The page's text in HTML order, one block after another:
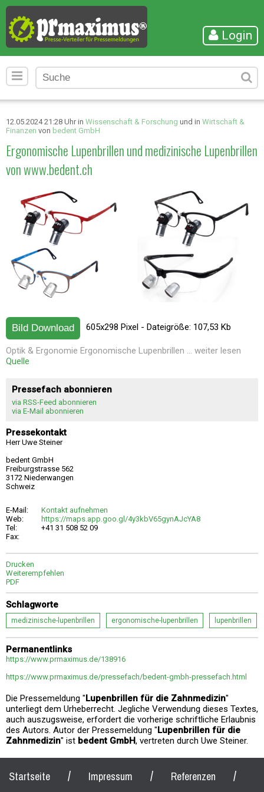
Login
12.05.2024 21:28 Uhr in Wissenschaft & Forschung und in Wirtschaft &
Finanzen von bedent GmbH
Ergonomische Lupenbrillen und medizinische Lupenbrillen
von www.bedent.ch
Bild Download 605x298 Pixel - Dateigröße: 107,53 Kb
Optik & Ergonomie Ergonomische Lupenbrillen ... weiter lesen
Quelle
Pressefach abonnieren
via RSS-Feed abonnieren
via E-Mail abonnieren
Pressekontakt
Herr Uwe Steiner
bedent GmbH
Freiburgstrasse 562
3172 Niederwangen
Schweiz
E-Mail:
Kontakt aufnehmen
Web:
https://maps.app.goo.gl/4y3kbV65gynAJcYA8
Tel:
+41 31 508 52 09
Fax:
Drucken
Weiterempfehlen
PDF
Schlagworte
medizinische-lupenbrillen ergonomische-lupenbrillen lupenbrillen
Permanentlinks
https://www.prmaximus.de/138916
https://www.prmaximus.de/pressefach/bedent-gmbh-pressefach.html
Die Pressemeldung "Lupenbrillen für die Zahnmedizin"
unterliegt dem Urheberrecht. Jegliche Verwendung dieses Textes,
auch auszugsweise, erfordert die vorherige schriftliche Erlaubnis
des Autors. Autor der Pressemeldung "Lupenbrillen für die
Zahnmedizin" ist bedent GmbH, vertreten durch Uwe Steiner.
Startseite / Impressum / Referenzen /